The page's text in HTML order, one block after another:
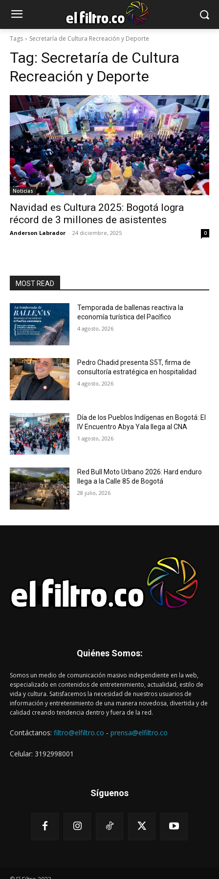
Tags Secretaría de Cultura Recreación y Deporte
Tag: Secretaría de Cultura
Recreación y Deporte
Noticias
Navidad es Cultura 2025: Bogotá logra
récord de 3 millones de asistentes
Anderson Labrador - 24 diciembre, 2025 0
MOST READ
Temporada de ballenas reactiva la
economía turística del Pacífico
4 agosto, 2026
Pedro Chadid presenta S5T, firma de
consultoría estratégica en hospitalidad
4 agosto, 2026
Día de los Pueblos Indígenas en Bogotá: El
IV Encuentro Abya Yala llega al CNA
1 agosto, 2026
Red Bull Moto Urbano 2026: Hard enduro
llega a la Calle 85 de Bogotá
28 julio, 2026
Quiénes Somos:
Somos un medio de comunicación masivo independiente en la web,
especializado en contenidos de entretenimiento, actualidad, estilo de
vida y cultura. Satisfacemos la necesidad de nuestros usuarios de
información y entretenimiento de una manera novedosa, divertida y de
calidad creando tendencia dentro y fuera de la red.
Contáctanos: filtro@elfiltro.co - prensa@elfiltro.co
Celular: 3192998001
Síguenos